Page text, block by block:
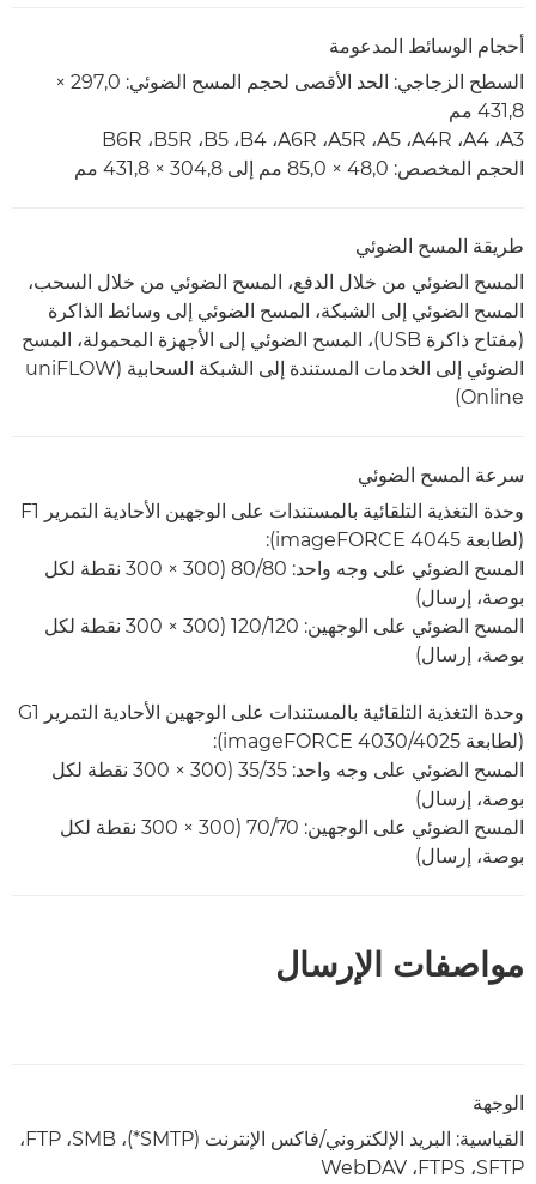
أحجام الوسائط المدعومة
السطح الزجاجي: الحد الأقصى لحجم المسح الضوئي: 297,0 ×
431,8 مم
A3، ‏A4‏، A4R‏، A5‏، A5R‏، A6R‏، B4‏، B5‏، B5R‏، B6R
الحجم المخصص: 48,0 × 85,0 مم إلى 304,8 × 431,8 مم
طريقة المسح الضوئي
المسح الضوئي من خلال الدفع، المسح الضوئي من خلال السحب،
المسح الضوئي إلى الشبكة، المسح الضوئي إلى وسائط الذاكرة
(مفتاح ذاكرة USB)، المسح الضوئي إلى الأجهزة المحمولة، المسح
الضوئي إلى الخدمات المستندة إلى الشبكة السحابية (uniFLOW
Online)
سرعة المسح الضوئي
وحدة التغذية التلقائية بالمستندات على الوجهين الأحادية التمرير F1
(لطابعة imageFORCE 4045):
المسح الضوئي على وجه واحد: 80/80 (300 × 300 نقطة لكل
بوصة، إرسال)
المسح الضوئي على الوجهين: 120/120 (300 × 300 نقطة لكل
بوصة، إرسال)
وحدة التغذية التلقائية بالمستندات على الوجهين الأحادية التمرير G1
(لطابعة imageFORCE 4030/4025):
المسح الضوئي على وجه واحد: 35/35 (300 × 300 نقطة لكل
بوصة، إرسال)
المسح الضوئي على الوجهين: 70/70 (300 × 300 نقطة لكل
بوصة، إرسال)
مواصفات الإرسال
الوجهة
القياسية: البريد الإلكتروني/فاكس الإنترنت (SMTP*)،‏ SMB،‏ FTP،‏
SFTP،‏ FTPS،‏ WebDAV